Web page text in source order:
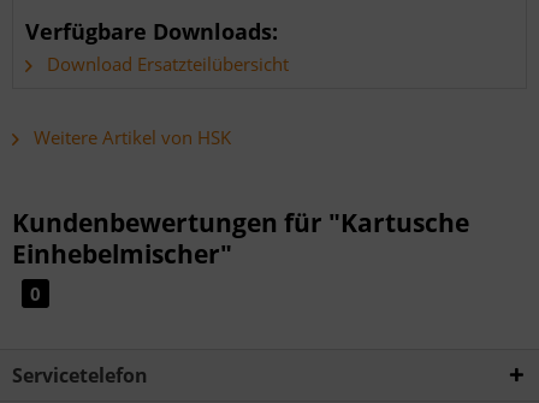
Verfügbare Downloads:
Download Ersatzteilübersicht
Weitere Artikel von HSK
Kundenbewertungen für "Kartusche
Einhebelmischer"
0
Servicetelefon